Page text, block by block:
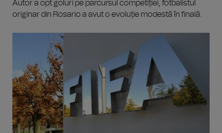
Autor a opt goluri pe parcursul competiției, fotbalistul
originar din Rosario a avut o evoluție modestă în finală.